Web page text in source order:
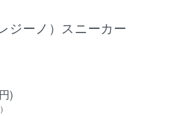
ジーノ）スニーカー
)